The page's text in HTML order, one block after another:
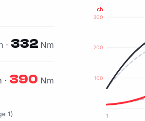
· 332 Nm
· 390 Nm
1)
100
200
300
ch
1